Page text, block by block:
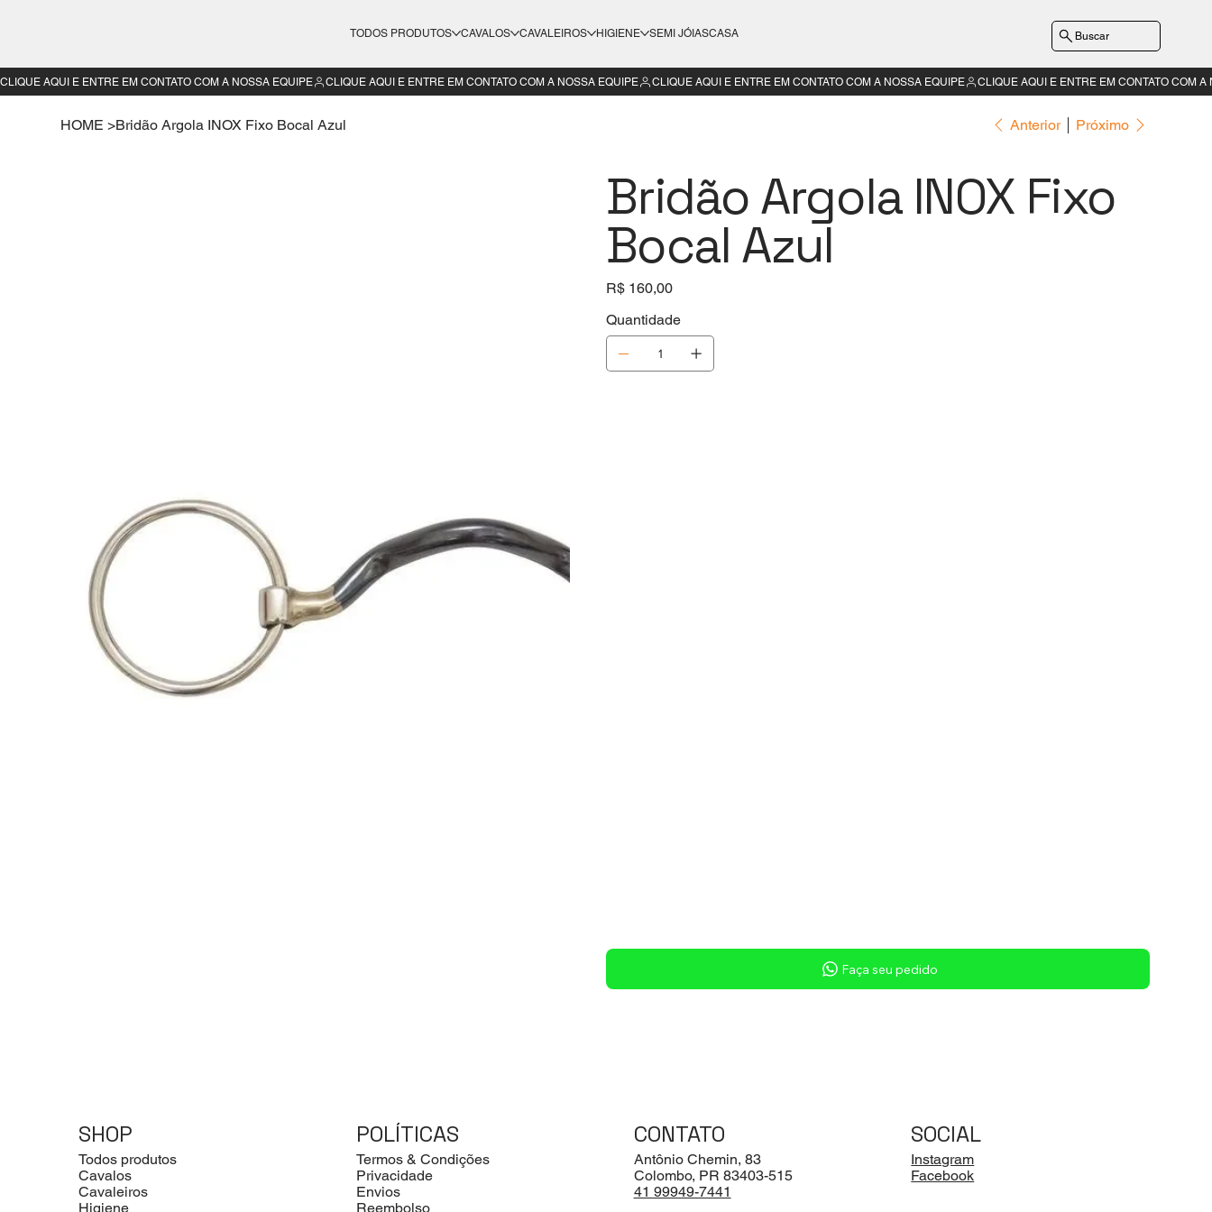
TODOS PRODUTOS CAVALOS CAVALEIROS HIGIENE SEMI JÓIASCASA Buscar
HOME >Bridão Argola INOX Fixo Bocal Azul Anterior Próximo
Bridão Argola INOX Fixo
Bocal Azul
Preço
R$ 160,00
Quantidade
Faça seu pedido
CLIQUE AQUI E ENTRE EM CONTATO COM A NOSSA EQUIPE
SHOP
Todos produtos
Cavalos
Cavaleiros
Higiene
POLÍTICAS
Termos & Condições
Privacidade
Envios
Reembolso
CONTATO
Antônio Chemin, 83
Colombo, PR 83403-515
41 99949-7441
SOCIAL
Instagram
Facebook